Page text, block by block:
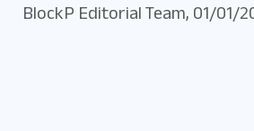
BlockP Editorial Team, 01/01/